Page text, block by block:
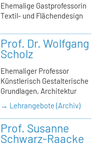
Ehemalige Gastprofessorin
Textil- und Flächendesign
Prof. Dr. Wolfgang
Scholz
Ehemaliger Professor
Künstlerisch Gestalterische
Grundlagen, Architektur
→ Lehrangebote (Archiv)
Prof. Susanne
Schwarz-Raacke